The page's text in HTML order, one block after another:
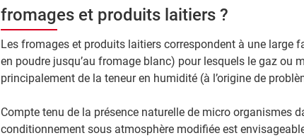
fromages et produits laitiers ?
Les fromages et produits laitiers correspondent à une large
en poudre jusqu’au fromage blanc) pour lesquels le gaz ou
principalement de la teneur en humidité (à l’origine de
Compte tenu de la présence naturelle de micro organismes
conditionnement sous atmosphère modifiée est